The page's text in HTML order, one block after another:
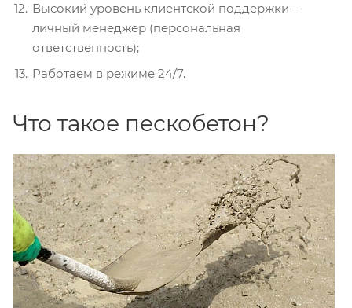
Высокий уровень клиентской поддержки –
личный менеджер (персональная
ответственность);
Работаем в режиме 24/7.
Что такое пескобетон?